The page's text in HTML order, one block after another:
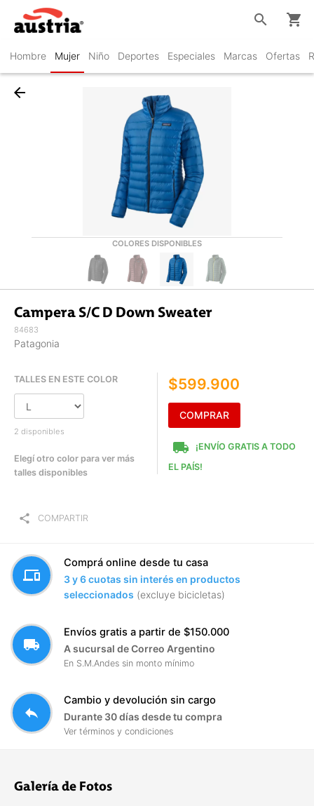
Hombre Mujer Niño Deportes Especiales Marcas Ofertas
search shopping_cart
COLORES DISPONIBLES
arrow_back
Campera S/C D Down Sweater
84683
Patagonia
TALLES EN ESTE COLOR
2 disponibles
Elegí otro color para ver más
talles disponibles
$599.900
COMPRAR
local_shipping
¡ENVÍO GRATIS A TODO
EL PAÍS!
share COMPARTIR
devices
Comprá online desde tu casa
3 y 6 cuotas sin interés en productos
seleccionados (excluye bicicletas)
local_shipping
Envíos gratis a partir de $150.000
A sucursal de Correo Argentino
En S.M.Andes sin monto mínimo
reply
Cambio y devolución sin cargo
Durante 30 días desde tu compra
Ver términos y condiciones
Galería de Fotos